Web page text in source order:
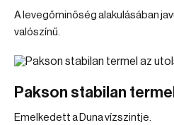
A levegőminőség alakulásában
valószínű.
Pakson stabilan
Emelkedett a Duna vízszintje.